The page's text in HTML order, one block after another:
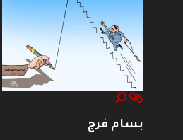
بسام فرج